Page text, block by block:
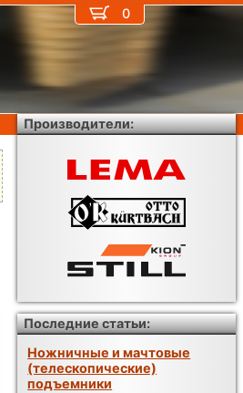
0
Производители:
Последние статьи:
Ножничные и мачтовые
(телескопические)
подъемники